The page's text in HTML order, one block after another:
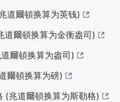
道爾頓换算为英钱)
爾頓换算为金衡盎司)
爾頓换算为盎司)
爾頓换算为磅)
(兆道爾頓换算为斯勒格)